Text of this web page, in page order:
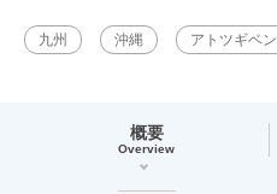
九州 沖縄 アトツギベ
概要
Overview